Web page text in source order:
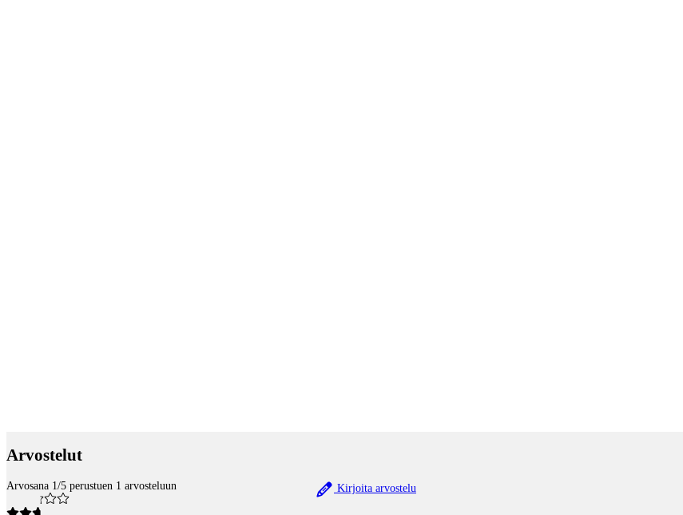
Arvostelut
Arvosana 1/5 perustuen 1 arvosteluun Kirjoita arvostelu